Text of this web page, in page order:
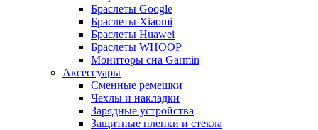
Браслеты Google
Браслеты Xiaomi
Браслеты Huawei
Браслеты WHOOP
Мониторы сна Garmin
Аксессуары
Сменные ремешки
Чехлы и накладки
Зарядные устройства
Защитные пленки и стекла